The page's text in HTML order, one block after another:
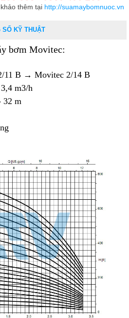
thêm tại http://suamaybomnuoc.vn
SỐ KỸ THUẬT
bơm Movitec:
11 B → Movitec 2/14 B
m3/h
32 m